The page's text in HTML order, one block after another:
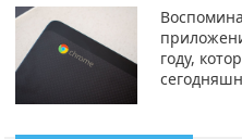
году,